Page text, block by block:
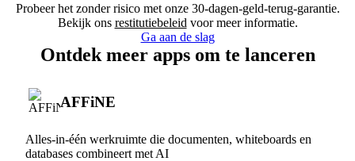
Probeer het zonder risico met onze 30-dagen-geld-terug-garantie.
Bekijk ons restitutiebeleid voor meer informatie.
Ga aan de slag
Ontdek meer apps om te lanceren
AFFiNE
Alles-in-één werkruimte die documenten, whiteboards en
databases combineert met AI